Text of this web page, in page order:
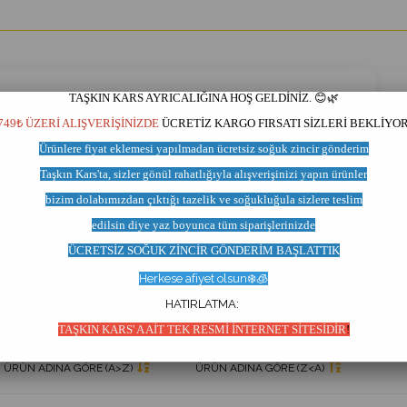
Yöresel Ürünler Gıda Paketi
ÜRÜN ADINA GÖRE (A>Z) ÜRÜN ADINA GÖRE (Z<A)
TAŞKIN KARS AYRICALIĞINA HOŞ GELDİNİZ. 😊🌿
ÜZERİ ALIŞVERİŞİNİZDE ÜCRETİZ KARGO FIRSATI SİZLERİ
Ürünlere fiyat eklemesi yapılmadan ücretsiz soğuk zincirgönderim
Taşkın Kars'ta, sizler gönül rahatlığıyla alışverişinizi yapın ürünler
bizim dolabımızdan çıktığı tazelik ve soğukluğula sizlere teslim
edilsin diye yaz boyunca tüm siparişlerinizde
ÜCRETSİZ SOĞUK ZİNCİR GÖNDERİM BAŞLATTIK
Herkese afiyet olsun❄️🧊
HATIRLATMA:
TAŞKIN KARS' A AİT TEK RESMİ İNTERNET SİTESİDİR!